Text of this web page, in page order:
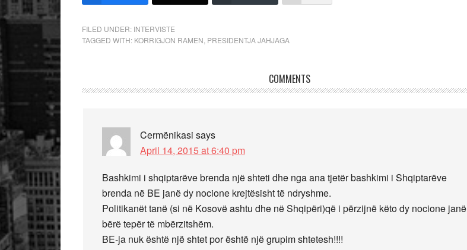
FILED UNDER: INTERVISTE
TAGGED WITH: KORRIGJON RAMEN PRESIDENTJA JAHJAGA
COMMENTS
Cermënikasi says
April 14, 2015 at 6:40 pm
Bashkimi i shqiptarëve brenda një shteti dhe nga ana tjetër bashkimi i Shqiptarëve
brenda në BE janë dy nocione krejtësisht të ndryshme.
Politikanët tanë (si në Kosovë ashtu dhe në Shqipëri)që i përzijnë këto dy nocione janë
bërë tepër të mbërzitshëm.
BE-ja nuk është një shtet por është një grupim shtetesh!!!!